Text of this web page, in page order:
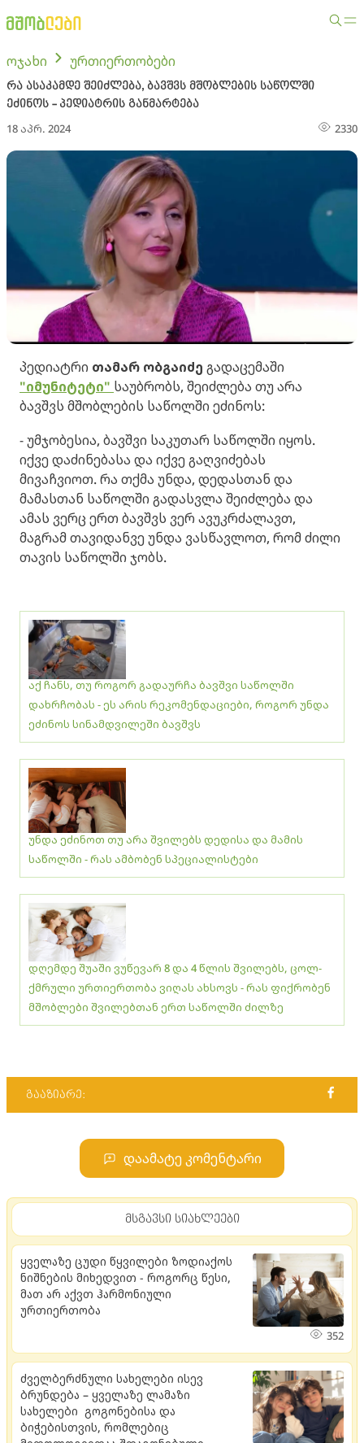
ოჯახი ურთიერთობები
რა ასაკამდე შეიძლება, ბავშვს მშობლების საწოლში
ეძინოს - პედიატრის განმარტება
18 აპრ. 2024 2330
პედიატრი თამარ ობგაიძე გადაცემაში
"იმუნიტეტი" საუბრობს, შეიძლება თუ არა
ბავშვს მშობლების საწოლში ეძინოს:
- უმჯობესია, ბავშვი საკუთარ საწოლში იყოს.
იქვე დაძინებასა და იქვე გაღვიძებას
მივაჩვიოთ. რა თქმა უნდა, დედასთან და
მამასთან საწოლში გადასვლა შეიძლება და
ამას ვერც ერთ ბავშვს ვერ ავუკრძალავთ,
მაგრამ თავიდანვე უნდა ვასწავლოთ, რომ ძილი
თავის საწოლში ჯობს.
აქ ჩანს, თუ როგორ გადაურჩა ბავშვი საწოლში
დახრჩობას - ეს არის რეკომენდაციები, როგორ უნდა
ეძინოს სინამდვილეში ბავშვს
უნდა ეძინოთ თუ არა შვილებს დედისა და მამის
საწოლში - რას ამბობენ სპეციალისტები
დღემდე შუაში ვუწევარ 8 და 4 წლის შვილებს, ცოლ-
ქმრული ურთიერთობა ვიღას ახსოვს - რას ფიქრობენ
მშობლები შვილებთან ერთ საწოლში ძილზე
გააზიარე:
დაამატე კომენტარი
მსგავსი სიახლეები
ყველაზე ცუდი წყვილები ზოდიაქოს
ნიშნების მიხედვით - როგორც წესი,
მათ არ აქვთ ჰარმონიული
ურთიერთობა
352
ძველბერძნული სახელები ისევ
ბრუნდება – ყველაზე ლამაზი
სახელები გოგონებისა და
ბიჭებისთვის, რომლებიც